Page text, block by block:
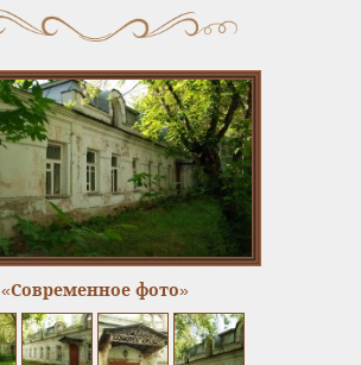
«Современное фото»